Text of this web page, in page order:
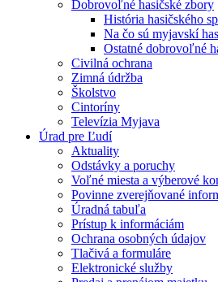
Dobrovoľné hasičské zbory
História hasičského
Na čo sú myjavskí
Ostatné dobrovoľné
Civilná ochrana
Zimná údržba
Školstvo
Cintoríny
Televízia Myjava
Úrad pre Ľudí
Aktuality
Odstávky a poruchy
Voľné miesta a výberové
Povinne zverejňované
Úradná tabuľa
Prístup k informáciám
Ochrana osobných údajov
Tlačivá a formuláre
Elektronické služby